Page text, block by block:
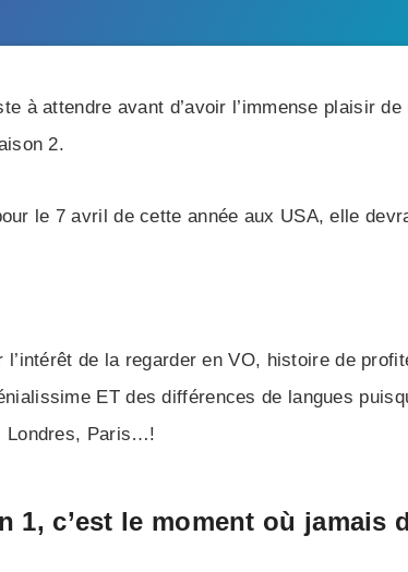
à attendre avant d’avoir l’immense plaisir
2.
le 7 avril de cette année aux USA, elle
de la regarder en VO, histoire de
ET des différences de langues
Londres, Paris…!
1, c’est le moment où jamais